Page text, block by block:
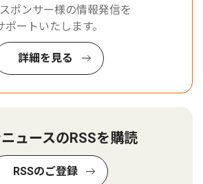
ポンサー様の情報発信を
ポートいたします。
詳細を見る
ュースのRSSを購読
RSSのご登録